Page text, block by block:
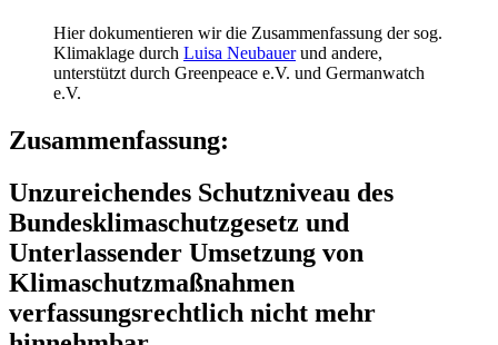
Hier dokumentieren wir die Zusammenfassung der sog.
Klimaklage durch Luisa Neubauerund andere,
unterstützt durch Greenpeace e.V. und Germanwatch
e.V.
Zusammenfassung:
Unzureichendes Schutzniveau des
Bundesklimaschutzgesetz und
Unterlassender Umsetzung von
Klimaschutzmaßnahmen
verfassungsrechtlich nicht mehr